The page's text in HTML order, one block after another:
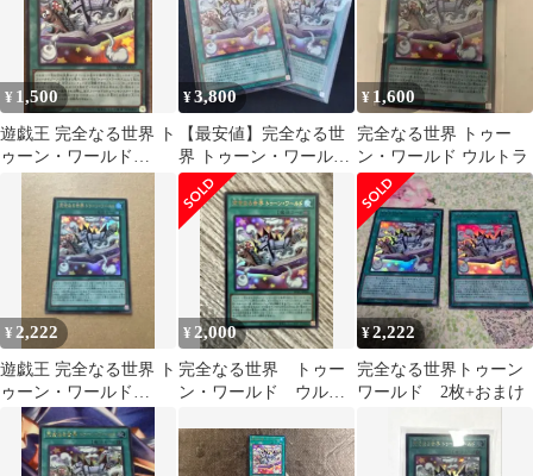
¥ 1,500
遊戯王 完全なる世界 ト
ゥーン・ワールド
¥3,800
【最安値】完全なる世
界 トゥーン・ワールド
シークレット ウルトラ
2枚セット
¥ 1,600
完全なる世界 トゥー
ン・ワールド ウルトラ
¥ 2,222
遊戯王 完全なる世界 ト
ゥーン・ワールド
RVD1-JP006
¥ 2,000
完全なる世界 トゥー
ン・ワールド ウルト
¥2,222
完全なる世界トゥーン
ワールド 2枚+おまけ